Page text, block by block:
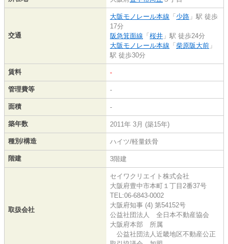
交通
大阪モノレール本線 「 少路 」駅 徒歩
17分
阪急箕面線 「 桜井 」駅 徒歩24分
大阪モノレール本線 「 柴原阪大前 」
駅 徒歩30分
賃料 -
管理費等 -
面積 -
築年数 2011年 3月 (築15年)
種別/構造 ハイツ/軽量鉄骨
階建 3階建
取扱会社
セイワクリエイト株式会社
大阪府豊中市本町１丁目2番37号
TEL:06-6843-0002
大阪府知事 (4) 第54152号
公益社団法人 全日本不動産協会
大阪府本部 所属
公益社団法人近畿地区不動産公正